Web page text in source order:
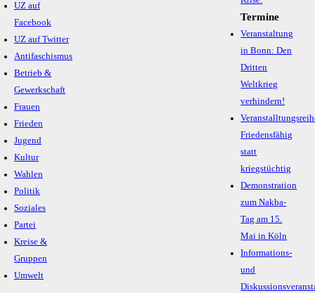
UZ auf
Facebook
UZ auf Twitter
Antifaschismus
Betrieb &
Gewerkschaft
Frauen
Frieden
Jugend
Kultur
Wahlen
Politik
Soziales
Partei
Kreise &
Gruppen
Umwelt
Termine
Veranstaltung
in Bonn: Den
Dritten
Weltkrieg
verhindern!
Friedensfähig
statt
kriegstüchtig
Demonstration
zum Nakba-
Tag am 15.
Mai in Köln
Informations-
und